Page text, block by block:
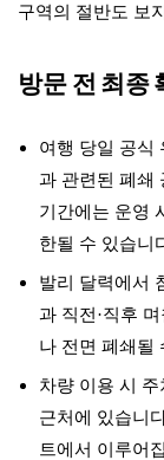
구역의 절반도 보
방문 전 최종
여행 당일 공식
과 관련된 폐쇄
기간에는 운영
한될 수 있습니
발리 달력에서
과 직전·직후
나 전면 폐쇄될
차량 이용 시
근처에 있습니
트에서 이루어